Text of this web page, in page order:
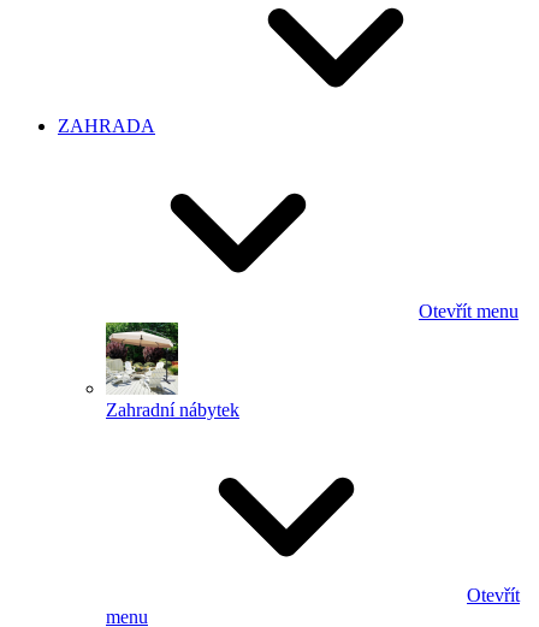
ZAHRADA
Otevřít menu
Zahradní nábytek
Otevřít
menu